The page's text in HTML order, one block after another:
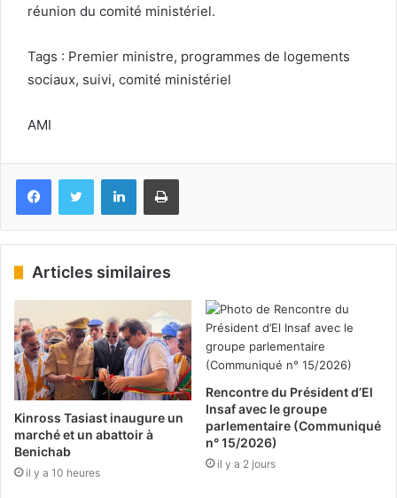
réunion du comité ministériel.
Tags : Premier ministre, programmes de logements
sociaux, suivi, comité ministériel
AMI
FacebookTwitter LinkedinImprimer
Articles similaires
Kinross Tasiast inaugure un
marché et un abattoir à
Benichab
il y a 10 heures
Rencontre du Président d’El
Insaf avec le groupe
parlementaire (Communiqué
n° 15/2026)
il y a 2 jours